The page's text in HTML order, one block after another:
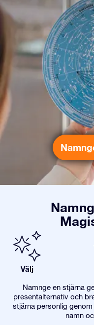
Välj
Namnge en stjärna
presentalternativ och
stjärna personlig
namn